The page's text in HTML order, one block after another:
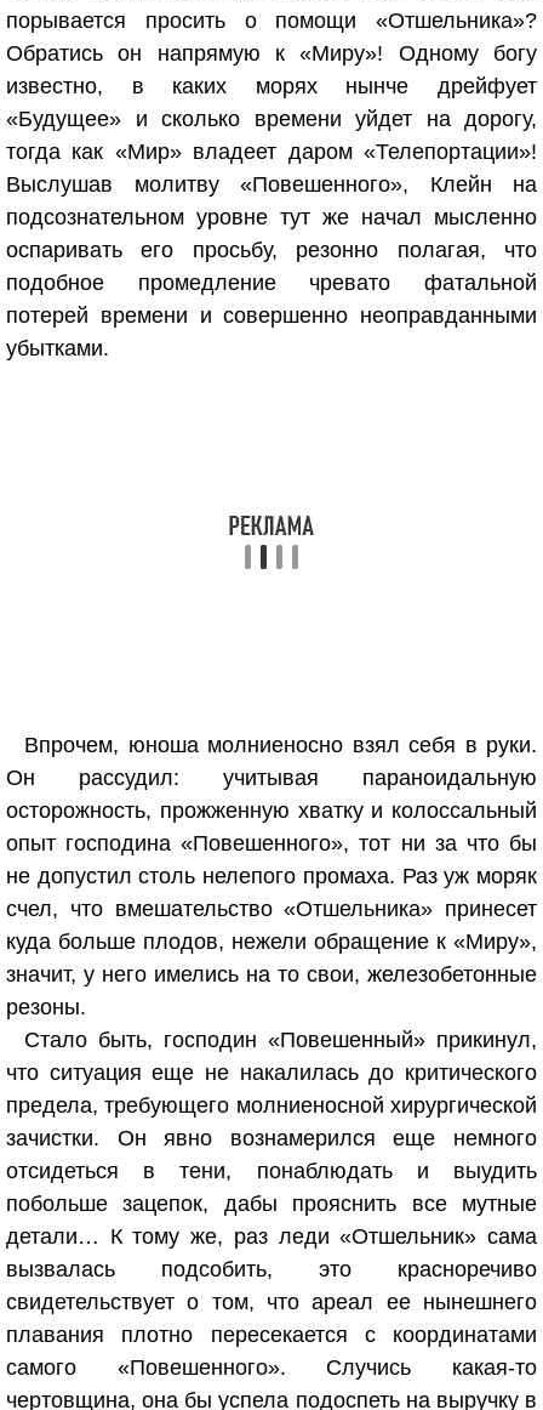
порывается просить о помощи «Отшельника»?
Обратись он напрямую к «Миру»! Одному богу
известно, в каких морях нынче дрейфует
«Будущее» и сколько времени уйдет на дорогу,
тогда как «Мир» владеет даром «Телепортации»!
Выслушав молитву «Повешенного», Клейн на
подсознательном уровне тут же начал мысленно
оспаривать его просьбу, резонно полагая, что
подобное промедление чревато фатальной
потерей времени и совершенно неоправданными
убытками.
Впрочем, юноша молниеносно взял себя в руки.
Он рассудил: учитывая параноидальную
осторожность, прожженную хватку и колоссальный
опыт господина «Повешенного», тот ни за что бы
не допустил столь нелепого промаха. Раз уж моряк
счел, что вмешательство «Отшельника» принесет
куда больше плодов, нежели обращение к «Миру»,
значит, у него имелись на то свои, железобетонные
резоны.
Стало быть, господин «Повешенный» прикинул,
что ситуация еще не накалилась до критического
предела, требующего молниеносной хирургической
зачистки. Он явно вознамерился еще немного
отсидеться в тени, понаблюдать и выудить
побольше зацепок, дабы прояснить все мутные
детали… К тому же, раз леди «Отшельник» сама
вызвалась подсобить, это красноречиво
свидетельствует о том, что ареал ее нынешнего
плавания плотно пересекается с координатами
самого «Повешенного». Случись какая-то
чертовщина, она бы успела подоспеть на выручку в